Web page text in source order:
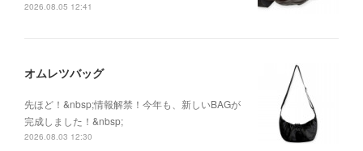
2026.08.05 12:41
オムレツバッグ
先ほど！&nbsp;情報解禁！今年も、新しいBAGが
完成しました！&nbsp;
2026.08.03 12:30